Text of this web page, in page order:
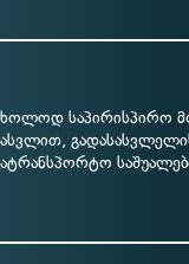
საპირისპირო